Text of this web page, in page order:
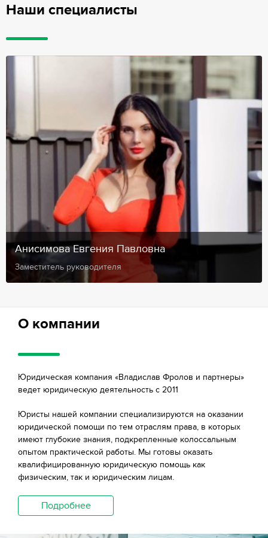
Наши специалисты
Анисимова Евгения Павловна
Заместитель руководителя
О компании
Юридическая компания «Владислав Фролов и партнеры»
ведет юридическую деятельность с 2011
Юристы нашей компании специализируются на оказании
юридической помощи по тем отраслям права, в которых
имеют глубокие знания, подкрепленные колоссальным
опытом практической работы. Мы готовы оказать
квалифицированную юридическую помощь как
физическим, так и юридическим лицам.
Подробнее